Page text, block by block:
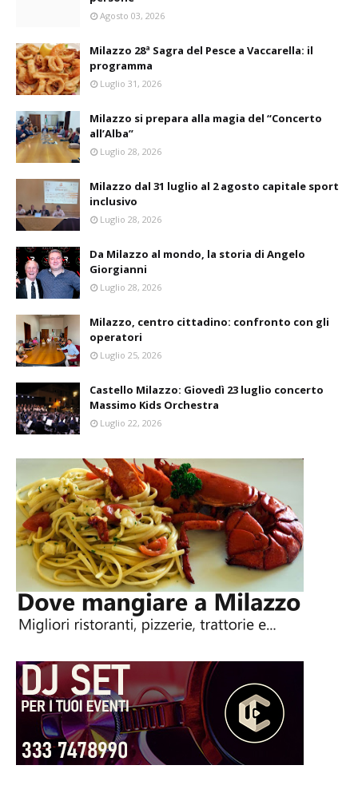
Agosto 03, 2026
Milazzo 28ª Sagra del Pesce a Vaccarella: il
programma
Luglio 31, 2026
Milazzo si prepara alla magia del “Concerto
all’Alba”
Luglio 28, 2026
Milazzo dal 31 luglio al 2 agosto capitale sport
inclusivo
Luglio 28, 2026
Da Milazzo al mondo, la storia di Angelo
Giorgianni
Luglio 28, 2026
Milazzo, centro cittadino: confronto con gli
operatori
Luglio 25, 2026
Castello Milazzo: Giovedì 23 luglio concerto
Massimo Kids Orchestra
Luglio 22, 2026